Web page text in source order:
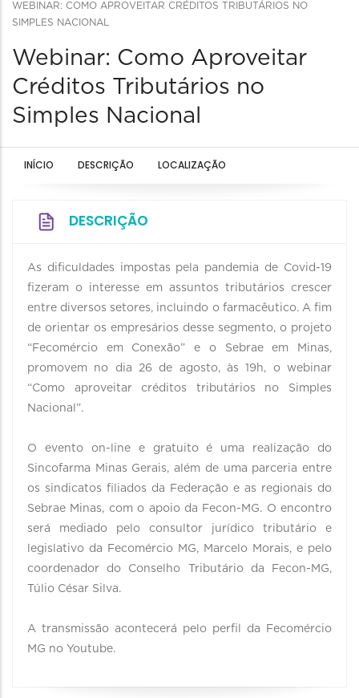
WEBINAR: COMO APROVEITAR CRÉDITOS TRIBUTÁRIOS NO
SIMPLES NACIONAL
Webinar: Como Aproveitar
Créditos Tributários no
Simples Nacional
INÍCIO DESCRIÇÃO LOCALIZAÇÃO
DESCRIÇÃO
As dificuldades impostas pela pandemia de Covid-19
fizeram o interesse em assuntos tributários crescer
entre diversos setores, incluindo o farmacêutico. A fim
de orientar os empresários desse segmento, o projeto
“Fecomércio em Conexão” e o Sebrae em Minas,
promovem no dia 26 de agosto, às 19h, o webinar
“Como aproveitar créditos tributários no Simples
Nacional”.⠀
O evento on-line e gratuito é uma realização do
Sincofarma Minas Gerais, além de uma parceria entre
os sindicatos filiados da Federação e as regionais do
Sebrae Minas, com o apoio da Fecon-MG. O encontro
será mediado pelo consultor jurídico tributário e
legislativo da Fecomércio MG, Marcelo Morais, e pelo
coordenador do Conselho Tributário da Fecon-MG,
Túlio César Silva. ⠀
A transmissão acontecerá pelo perfil da Fecomércio
MG no Youtube.